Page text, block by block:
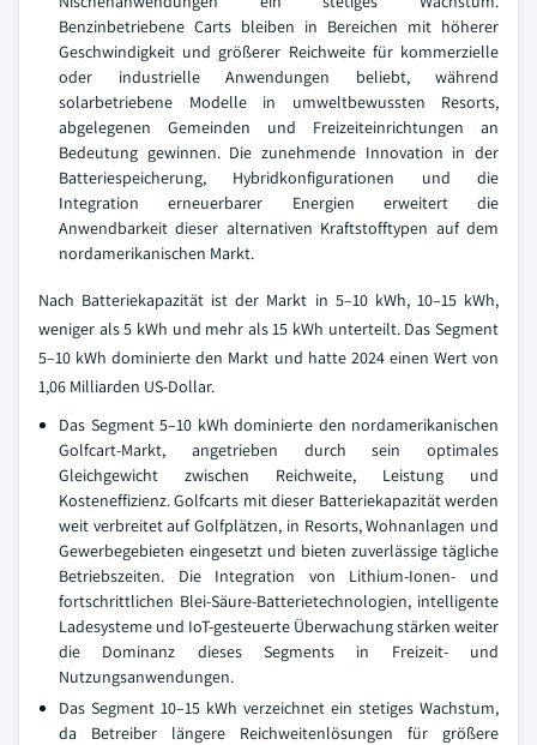
Benzinbetriebene Carts bleiben in Bereichen mit höherer
Geschwindigkeit und größerer Reichweite für kommerzielle
oder industrielle Anwendungen beliebt, während
solarbetriebene Modelle in umweltbewussten Resorts,
abgelegenen Gemeinden und Freizeiteinrichtungen an
Bedeutung gewinnen. Die zunehmende Innovation in der
Batteriespeicherung, Hybridkonfigurationen und die
Integration erneuerbarer Energien erweitert die
Anwendbarkeit dieser alternativen Kraftstofftypen auf dem
nordamerikanischen Markt.
Nach Batteriekapazität ist der Markt in 5–10 kWh, 10–15 kWh,
weniger als 5 kWh und mehr als 15 kWh unterteilt. Das Segment
5–10 kWh dominierte den Markt und hatte 2024 einen Wert von
1,06 Milliarden US-Dollar.
Das Segment 5–10 kWh dominierte den nordamerikanischen
Golfcart-Markt, angetrieben durch sein optimales
Gleichgewicht zwischen Reichweite, Leistung und
Kosteneffizienz. Golfcarts mit dieser Batteriekapazität werden
weit verbreitet auf Golfplätzen, in Resorts, Wohnanlagen und
Gewerbegebieten eingesetzt und bieten zuverlässige tägliche
Betriebszeiten. Die Integration von Lithium-Ionen- und
fortschrittlichen Blei-Säure-Batterietechnologien, intelligente
Ladesysteme und IoT-gesteuerte Überwachung stärken weiter
die Dominanz dieses Segments in Freizeit- und
Nutzungsanwendungen.
Das Segment 10–15 kWh verzeichnet ein stetiges Wachstum,
da Betreiber längere Reichweitenlösungen für größere